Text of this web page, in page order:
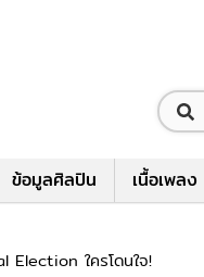
ข้อมูลศิลปิน เนื้อเพลง
Election ใครโดนใจ!